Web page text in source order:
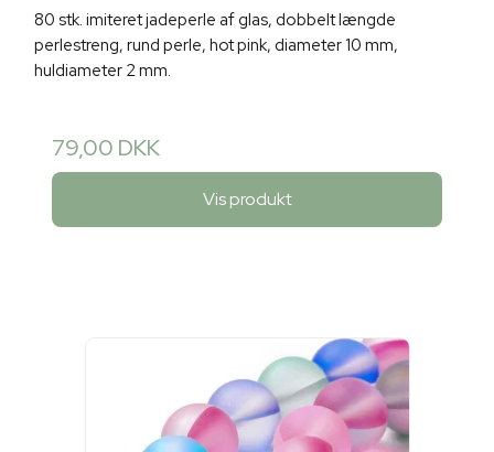
80 stk. imiteret jadeperle af glas, dobbelt længde
perlestreng, rund perle, hot pink, diameter 10 mm,
huldiameter 2 mm.
79,00 DKK
Vis produkt